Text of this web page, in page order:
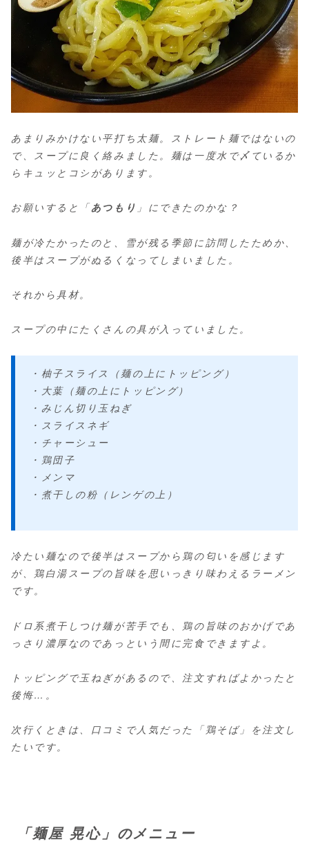
あまりみかけない平打ち太麺。ストレート麺ではないの
で、スープに良く絡みました。麺は一度水で〆ているか
らキュッとコシがあります。
お願いすると「 あつもり 」にできたのかな？
麺が冷たかったのと、雪が残る季節に訪問したためか、
後半はスープがぬるくなってしまいました。
それから具材。
スープの中にたくさんの具が入っていました。
・柚子スライス（麺の上にトッピング）
・大葉（麺の上にトッピング）
・みじん切り玉ねぎ
・スライスネギ
・チャーシュー
・鶏団子
・メンマ
・煮干しの粉（レンゲの上）
冷たい麺なので後半はスープから鶏の匂いを感じます
が、鶏白湯スープの旨味を思いっきり味わえるラーメン
です。
ドロ系煮干しつけ麺が苦手でも、鶏の旨味のおかげであ
っさり濃厚なのであっという間に完食できますよ。
トッピングで玉ねぎがあるので、注文すればよかったと
後悔…。
次行くときは、口コミで人気だった「鶏そば」を注文し
たいです。
「麺屋 晃心」のメニュー